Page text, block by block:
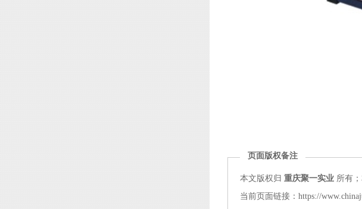
页面版权备注
本文版权归 重庆聚一实业 所有
当前页面链接：https://